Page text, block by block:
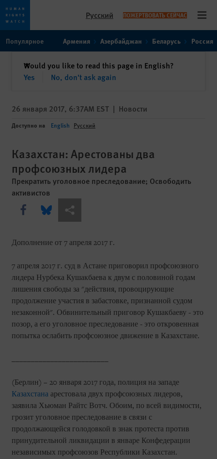
toto
content
Русский ПОЖЕРТВОВАТЬ СЕЙЧАС
Популярное Армения Азербайджан Беларусь Россия
Would you like to read this page in English?
Yes
No, don't ask again
✕закрыть
26 января 2017, 6:37AM EST | Новости
Доступно на English Русский
Казахстан: Арестованы два
профсоюзных лидера
Прекратить уголовное преследование; Освободить
активистов
Share this via Facebook
Share this via Bluesky
Share this via Поделиться
Дополнение от 7 апреля 2017 г.
7 апреля 2017 г. суд в Астане приговорил профсоюзного
лидера Нурбека Кушакбаева к двум с половиной годам
лишения свободы за "действия, провоцирующие
продолжение участия в забастовке, признанной судом
незаконной". Обвинительный приговор Кушакбаеву - это
позор, а его уголовное преследование - это откровенная
попытка ослабить профсоюзное движение в Казахстане.
_________________________
(Берлин) – 20 января 2017 года, полиция на западе
Казахстана арестовала двух профсоюзных лидеров,
заявила Хьюман Райтс Вотч. Обоим, по всей видимости,
грозит уголовное преследование в связи с
продолжающейся голодовкой в знак протеста против
принудительной ликвидации в январе Конфедерации
независимых профсоюзов Республики Казахстан.